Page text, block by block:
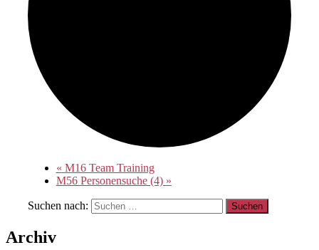
« M16 Team Training
M56 Personensuche (4) »
Suchen nach:
Archiv